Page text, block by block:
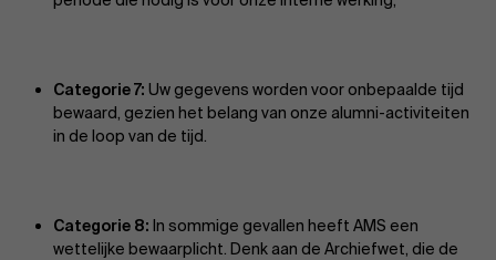
Categorie 7: Uw gegevens worden voor onbepaalde tijd
bewaard, gezien het belang van onze alumni-activiteiten
in de loop van de tijd.
Categorie 8: In sommige gevallen heeft AMS een
wettelijke bewaarplicht. Denk aan de Archiefwet, die de